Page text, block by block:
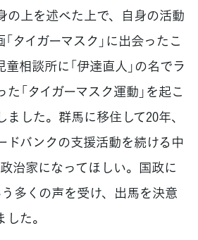
の上を述べた上で、自身の活動
タイガーマスク」に出会ったこ
相談所に「伊達直人」の名でラ
「タイガーマスク運動」を起こ
した。群馬に移住して20年、
ドバンクの支援活動を続ける中
治家になってほしい。国政に
多くの声を受け、出馬を決意
た。